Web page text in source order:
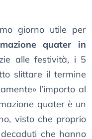
giorno utile per
quater in
alle festività, i 5
slittare il termine
l’importo al
quater è un
visto che proprio
che hanno